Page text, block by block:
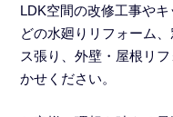
LDK空間の改修工事やキ
どの水廻りリフォーム
ス張り、外壁・屋根リ
かせください。